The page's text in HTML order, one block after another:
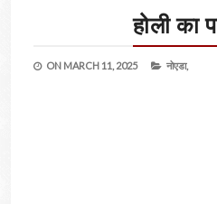
होली का
ON MARCH 11, 2025 नोएडा,